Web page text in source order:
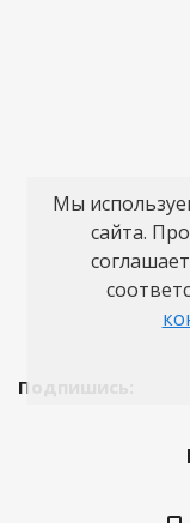
Подпишись:
Мы
сайта.